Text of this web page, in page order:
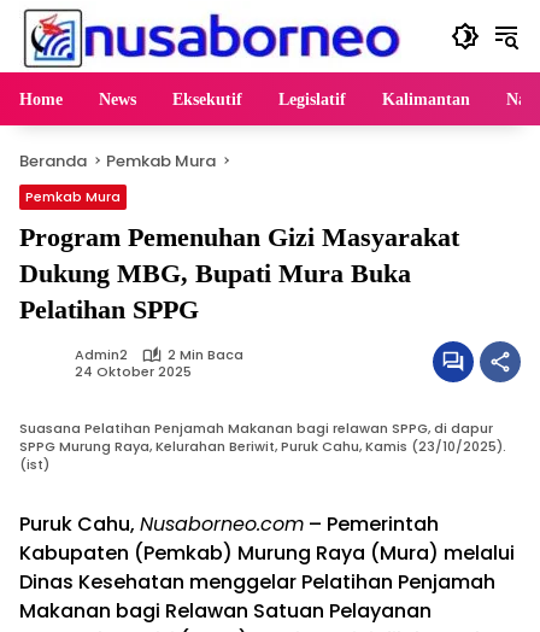
Langsung
konten
Home News Eksekutif Legislatif Kalimantan
Beranda Pemkab Mura
Pemkab Mura
Program Pemenuhan Gizi Masyarakat
Dukung MBG, Bupati Mura Buka
Pelatihan SPPG
Admin2
2 Min Baca
24 Oktober 2025
Suasana Pelatihan Penjamah Makanan bagi relawan SPPG, di dapur
SPPG Murung Raya, Kelurahan Beriwit, Puruk Cahu, Kamis (23/10/2025).
(ist)
Puruk Cahu, Nusaborneo.com – Pemerintah
Kabupaten (Pemkab) Murung Raya (Mura) melalui
Dinas Kesehatan menggelar Pelatihan Penjamah
Makanan bagi Relawan Satuan Pelayanan